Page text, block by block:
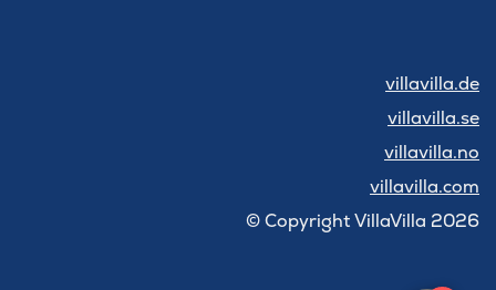
villavilla.de
villavilla.se
villavilla.no
villavilla.com
© Copyright VillaVilla 2026